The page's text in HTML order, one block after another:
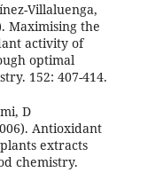
Villaluenga,
Maximising the
activity of
optimal
152: 407-414.
D
Antioxidant
extracts
chemistry.